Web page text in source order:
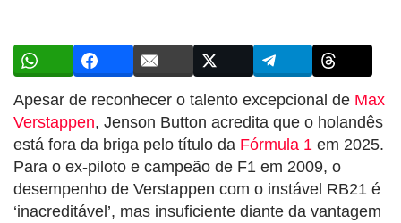
Apesar de reconhecer o talento excepcional de Max
Verstappen, Jenson Button acredita que o holandês
está fora da briga pelo título da Fórmula 1 em 2025.
Para o ex-piloto e campeão de F1 em 2009, o
desempenho de Verstappen com o instável RB21 é
‘inacreditável’, mas insuficiente diante da vantagem